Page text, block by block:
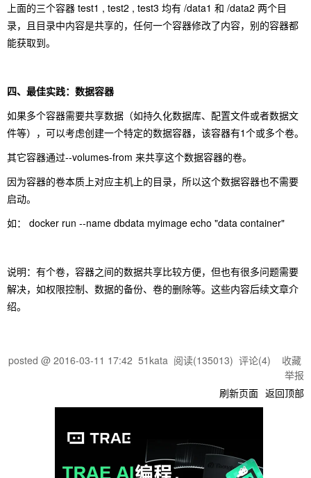
上面的三个容器 test1 , test2 , test3 均有 /data1 和 /data2 两个目
录，且目录中内容是共享的，任何一个容器修改了内容，别的容器都
能获取到。
四、最佳实践：数据容器
如果多个容器需要共享数据（如持久化数据库、配置文件或者数据文
件等），可以考虑创建一个特定的数据容器，该容器有1个或多个卷。
其它容器通过--volumes-from 来共享这个数据容器的卷。
因为容器的卷本质上对应主机上的目录，所以这个数据容器也不需要
启动。
如： docker run --name dbdata myimage echo "data container"
说明：有个卷，容器之间的数据共享比较方便，但也有很多问题需要
解决，如权限控制、数据的备份、卷的删除等。这些内容后续文章介
绍。
posted @ 2016-03-11 17:42 51kata 阅读(135013) 评论(4) 收藏
举报
刷新页面 返回顶部